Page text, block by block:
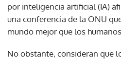
por inteligencia artificial (IA)
una conferencia de la ONU
mundo mejor que los humanos.
No obstante, consideran que